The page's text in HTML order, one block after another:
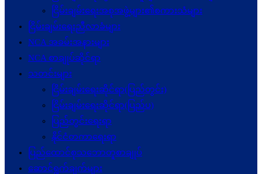
ငြိမ်းချမ်းရေးအစုအဖွဲ့များ၏စကားသံများ
ငြိမ်းချမ်းရေးညီလာခံများ
NCA အခမ်းအနားများ
NCA စာချုပ်ဆိုင်ရာ
သတင်းများ
ငြိမ်းချမ်းရေးဆိုင်ရာ(ပြည်တွင်း)
ငြိမ်းချမ်းရေးဆိုင်ရာ(ပြည်ပ)
ပြည်တွင်းရေးရာ
နိုင်ငံတကာရေးရာ
ပြည်ထောင်စုသဘောတူစာချုပ်
ဆောင်ရွက်ချက်များ